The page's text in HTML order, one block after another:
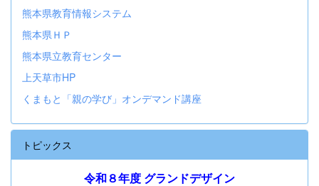
熊本県教育情報システム
熊本県ＨＰ
熊本県立教育センター
上天草市HP
くまもと「親の学び」オンデマンド講座
トピックス
令和８年度 グランドデザイン